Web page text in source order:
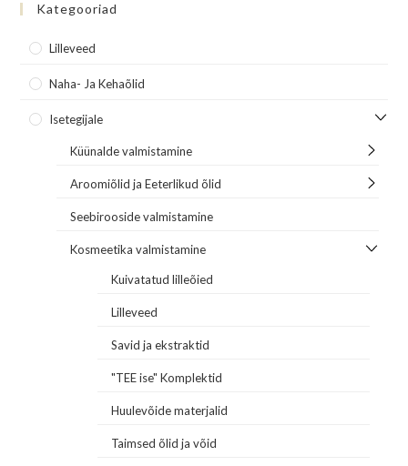
Kategooriad
Lilleveed
Naha- Ja Kehaõlid
Isetegijale
Küünalde valmistamine
Aroomiõlid ja Eeterlikud õlid
Seebirooside valmistamine
Kosmeetika valmistamine
Kuivatatud lilleõied
Lilleveed
Savid ja ekstraktid
"TEE ise" Komplektid
Huulevõide materjalid
Taimsed õlid ja võid